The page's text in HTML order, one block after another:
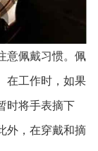
意佩戴习惯。佩
在工作时，如果
时将手表摘下
外，在穿戴和摘